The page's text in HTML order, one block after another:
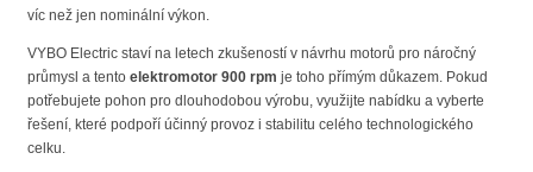
víc než jen nominální výkon.
VYBO Electric staví na letech zkušeností v návrhu motorů pro náročný
průmysl a tento elektromotor 900 rpm je toho přímým důkazem. Pokud
potřebujete pohon pro dlouhodobou výrobu, využijte nabídku a vyberte
řešení, které podpoří účinný provoz i stabilitu celého technologického
celku.